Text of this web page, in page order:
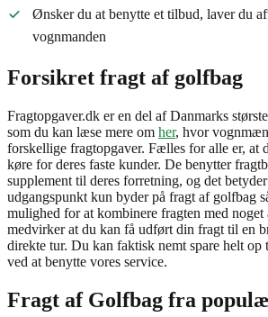
Ønsker du at benytte et tilbud, laver du
vognmanden
Forsikret fragt af golfbag
Fragtopgaver.dk er en del af Danmarks
som du kan læse mere om her, hvor
forskellige fragtopgaver. Fælles for alle er, at
køre for deres faste kunder. De benytter
supplement til deres forretning, og det
udgangspunkt kun byder på fragt af golfbag
mulighed for at kombinere fragten med noget
medvirker at du kan få udført din fragt til en
direkte tur. Du kan faktisk nemt spare helt
ved at benytte vores service.
Fragt af Golfbag fra